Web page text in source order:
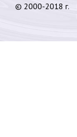
© 2000-2018 г.